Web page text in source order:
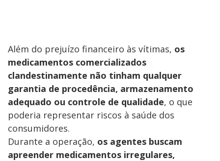
Além do prejuízo financeiro às vítimas, os
medicamentos comercializados
clandestinamente não tinham qualquer
garantia de procedência, armazenamento
adequado ou controle de qualidade, o que
poderia representar riscos à saúde dos
consumidores.
Durante a operação, os agentes buscam
apreender medicamentos irregulares,